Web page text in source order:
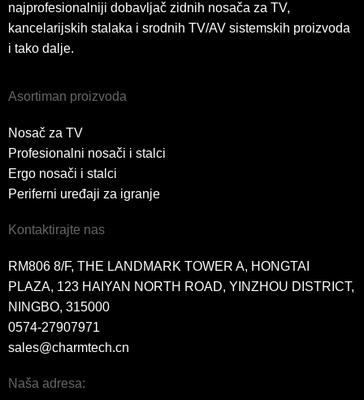
najprofesionalniji dobavljač zidnih nosača za TV,
kancelarijskih stalaka i srodnih TV/AV sistemskih proizvoda
i tako dalje.
Asortiman proizvoda
Nosač za TV
Profesionalni nosači i stalci
Ergo nosači i stalci
Periferni uređaji za igranje
Kontaktirajte nas
RM806 8/F, THE LANDMARK TOWER A, HONGTAI
PLAZA, 123 HAIYAN NORTH ROAD, YINZHOU DISTRICT,
NINGBO, 315000
0574-27907971
sales@charmtech.cn
Naša adresa: